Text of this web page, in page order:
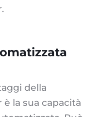
della
la sua capacità